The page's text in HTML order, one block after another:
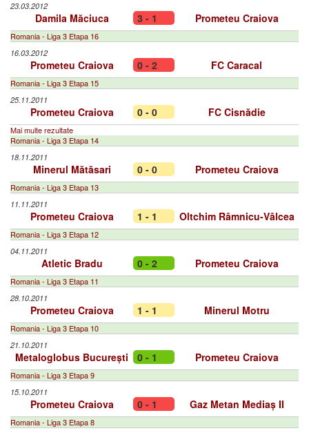
23.03.2012
Damila Măciuca 3 - 1 Prometeu Craiova
Romania - Liga 3 Etapa 16
16.03.2012
Prometeu Craiova 0 - 2 FC Caracal
Romania - Liga 3 Etapa 15
25.11.2011
Prometeu Craiova 0 - 0 FC Cisnădie
Mai multe rezultate
Romania - Liga 3 Etapa 14
18.11.2011
Minerul Mătăsari 0 - 0 Prometeu Craiova
Romania - Liga 3 Etapa 13
11.11.2011
Prometeu Craiova 1 - 1 Oltchim Râmnicu-Vâlcea
Romania - Liga 3 Etapa 12
04.11.2011
Atletic Bradu 0 - 2 Prometeu Craiova
Romania - Liga 3 Etapa 11
28.10.2011
Prometeu Craiova 1 - 1 Minerul Motru
Romania - Liga 3 Etapa 10
21.10.2011
Metaloglobus București 0 - 1 Prometeu Craiova
Romania - Liga 3 Etapa 9
15.10.2011
Prometeu Craiova 0 - 1 Gaz Metan Mediaș II
Romania - Liga 3 Etapa 8